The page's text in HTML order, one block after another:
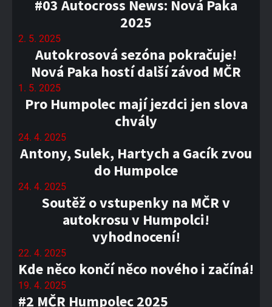
#03 Autocross News: Nová Paka
2025
2. 5. 2025
Autokrosová sezóna pokračuje!
Nová Paka hostí další závod MČR
1. 5. 2025
Pro Humpolec mají jezdci jen slova
chvály
24. 4. 2025
Antony, Sulek, Hartych a Gacík zvou
do Humpolce
24. 4. 2025
Soutěž o vstupenky na MČR v
autokrosu v Humpolci!
vyhodnocení!
22. 4. 2025
Kde něco končí něco nového i začíná!
19. 4. 2025
#2 MČR Humpolec 2025